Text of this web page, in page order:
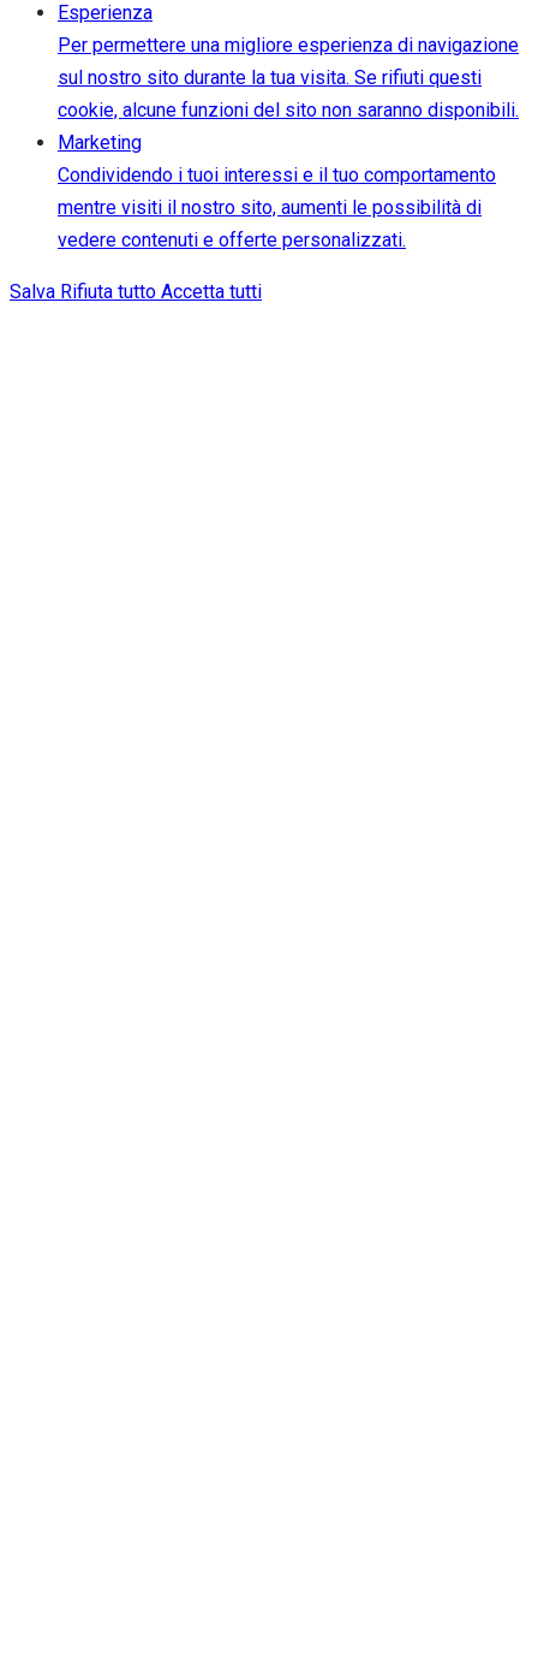
Esperienza
Per permettere una migliore esperienza di navigazione
sul nostro sito durante la tua visita. Se rifiuti questi
cookie, alcune funzioni del sito non saranno disponibili.
Marketing
Condividendo i tuoi interessi e il tuo comportamento
mentre visiti il nostro sito, aumenti le possibilità di
vedere contenuti e offerte personalizzati.
Salva Rifiuta tutto Accetta tutti